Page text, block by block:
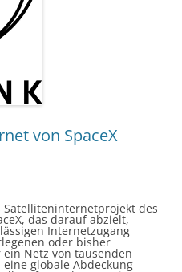
von SpaceX
des
das darauf abzielt,
Internetzugang
oder bisher
Netz von tausenden
globale Abdeckung